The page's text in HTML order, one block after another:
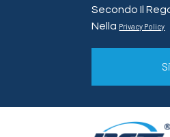
Secondo Il
Nella Privacy Policy